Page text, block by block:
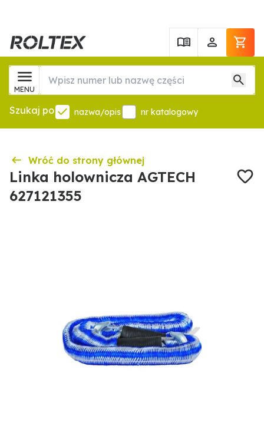
MENU
Szukaj po nazwa/opis nr katalogowy
Wróć do strony głównej
Linka holownicza AGTECH
627121355